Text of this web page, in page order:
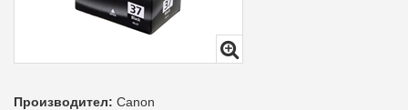
Производител: Canon